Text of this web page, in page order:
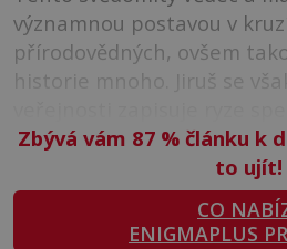
významnou postavou v
přírodovědných, ovšem
historie mnoho. Jiruš se
Zbývá vám 87 %článku k
to ujít!
CO
ENIGMAPLUS